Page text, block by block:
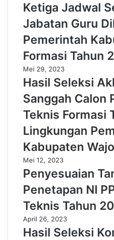
Ketiga Jadwal
Jabatan Guru
Pemerintah
Formasi Tahun
Mei 29, 2023
Hasil Seleksi
Sanggah Calon
Teknis Formasi
Lingkungan
Kabupaten
Mei 12, 2023
Penyesuaian
Penetapan NI
Teknis Tahun
April 26, 2023
Hasil Seleksi